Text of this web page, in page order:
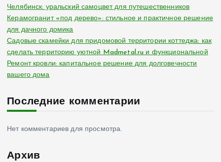
Челябинск: уральский самоцвет для путешественников
Керамогранит «под дерево»: стильное и практичное решение
для дачного домика
Садовые скамейки для придомовой территории коттеджа: как
сделать территорию уютной Madmetal.ru и функциональной
Ремонт кровли: капитальное решение для долговечности
вашего дома
Последние комментарии
Нет комментариев для просмотра.
Архив